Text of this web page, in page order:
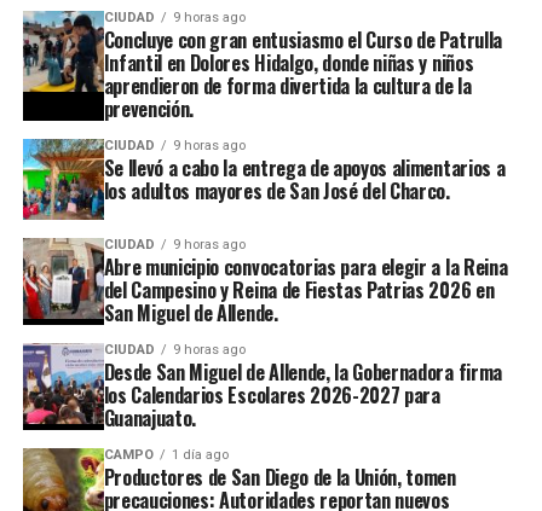
CIUDAD 9 horas ago
Concluye con gran entusiasmo el Curso de Patrulla
Infantil en Dolores Hidalgo, donde niñas y niños
aprendieron de forma divertida la cultura de la
prevención.
CIUDAD 9 horas ago
Se llevó a cabo la entrega de apoyos alimentarios a
los adultos mayores de San José del Charco.
CIUDAD 9 horas ago
Abre municipio convocatorias para elegir a la Reina
del Campesino y Reina de Fiestas Patrias 2026 en
San Miguel de Allende.
CIUDAD 9 horas ago
Desde San Miguel de Allende, la Gobernadora firma
los Calendarios Escolares 2026-2027 para
Guanajuato.
CAMPO 1 día ago
Productores de San Diego de la Unión, tomen
precauciones: Autoridades reportan nuevos